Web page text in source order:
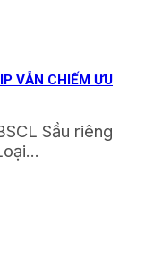
VẪN CHIẾM ƯU
Sầu riêng